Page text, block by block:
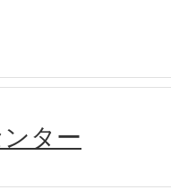
ター